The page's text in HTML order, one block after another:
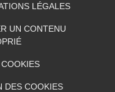
LÉGALES
UN CONTENU
DES COOKIES